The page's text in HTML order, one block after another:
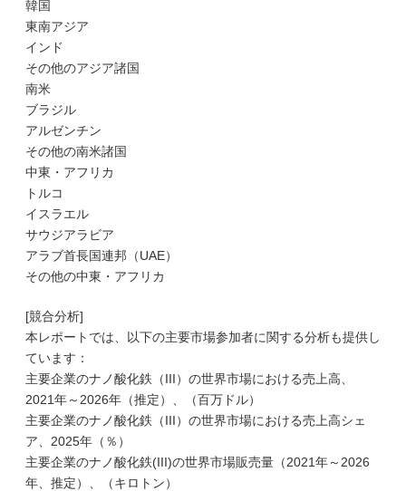
韓国
東南アジア
インド
その他のアジア諸国
南米
ブラジル
アルゼンチン
その他の南米諸国
中東・アフリカ
トルコ
イスラエル
サウジアラビア
アラブ首長国連邦（UAE）
その他の中東・アフリカ
[競合分析]
本レポートでは、以下の主要市場参加者に関する分析も提供し
ています：
主要企業のナノ酸化鉄（III）の世界市場における売上高、
2021年～2026年（推定）、（百万ドル）
主要企業のナノ酸化鉄（III）の世界市場における売上高シェ
ア、2025年（％）
主要企業のナノ酸化鉄(III)の世界市場販売量（2021年～2026
年、推定）、（キロトン）